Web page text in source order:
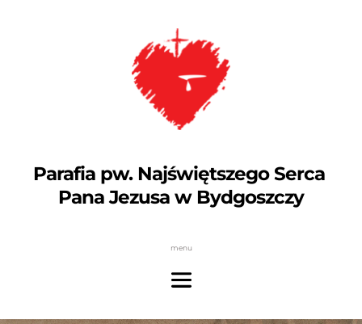
Parafia pw. Najświętszego Serca
Pana Jezusa w Bydgoszczy
menu